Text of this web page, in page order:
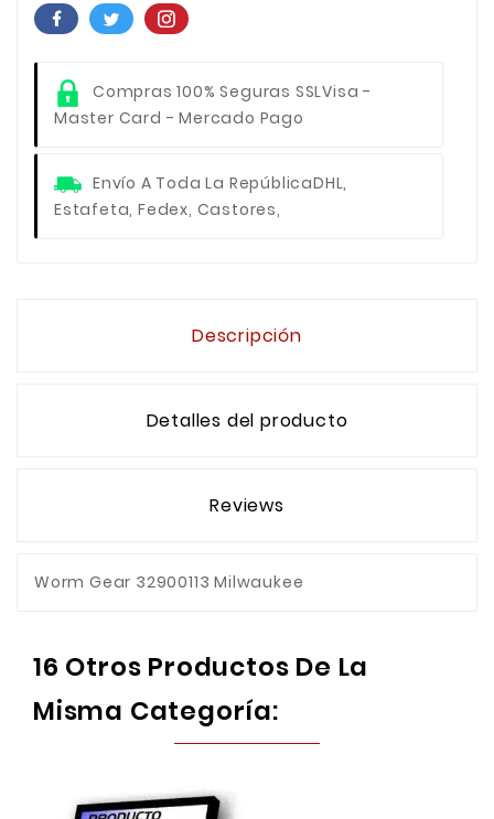
Compras 100% Seguras SSLVisa -
Master Card - Mercado Pago
Envío A Toda La RepúblicaDHL,
Estafeta, Fedex, Castores,
Descripción
Detalles del producto
Reviews
Worm Gear 32900113 Milwaukee
16 Otros Productos De La
Misma Categoría: